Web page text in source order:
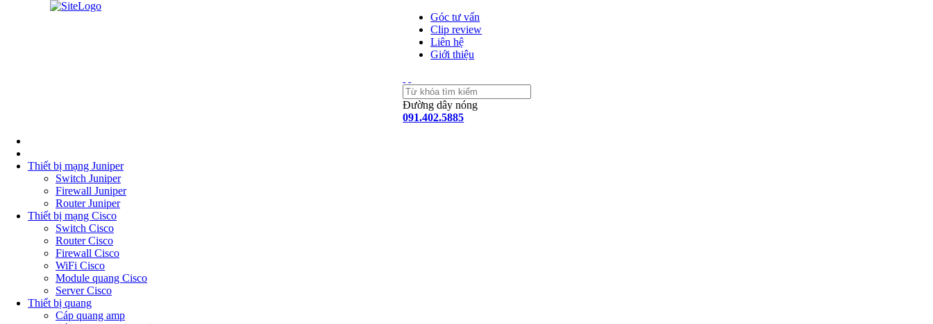
Góc tư vấn
Clip review
Liên hệ
Giới thiệu
Đường dây nóng
091.402.5885
Thiết bị mạng Juniper
Switch Juniper
Firewall Juniper
Router Juniper
Thiết bị mạng Cisco
Switch Cisco
Router Cisco
Firewall Cisco
WiFi Cisco
Module quang Cisco
Server Cisco
Thiết bị quang
Cáp quang amp